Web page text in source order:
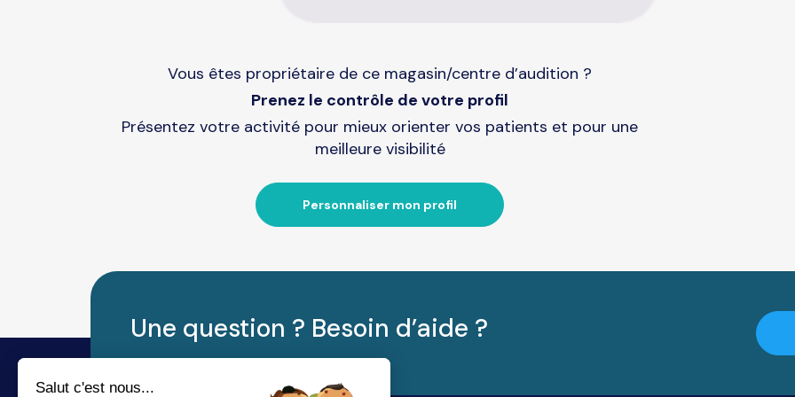
Vous êtes propriétaire de ce magasin/centre d’audition ?
Prenez le contrôle de votre profil
Présentez votre activité pour mieux orienter vos patients et pour une
meilleure visibilité
Personnaliser mon profil
Une question ? Besoin d’aide ?
Salut c'est nous...